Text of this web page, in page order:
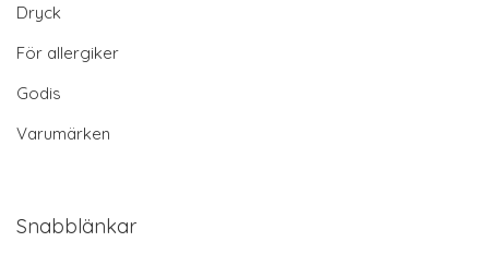
Dryck
För allergiker
Godis
Varumärken
Snabblänkar